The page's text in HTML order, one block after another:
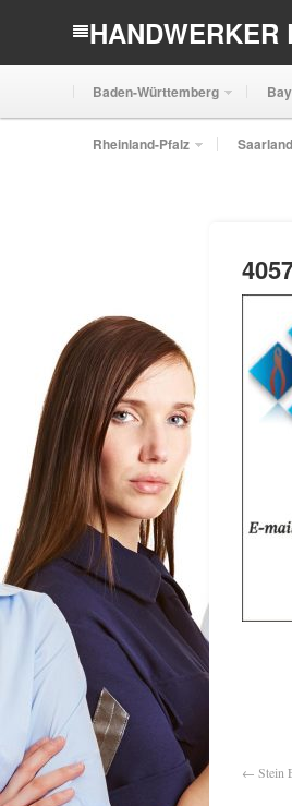
HANDWERKER
Baden-Württemberg
Rheinland-Pfalz Saarland
← Stein